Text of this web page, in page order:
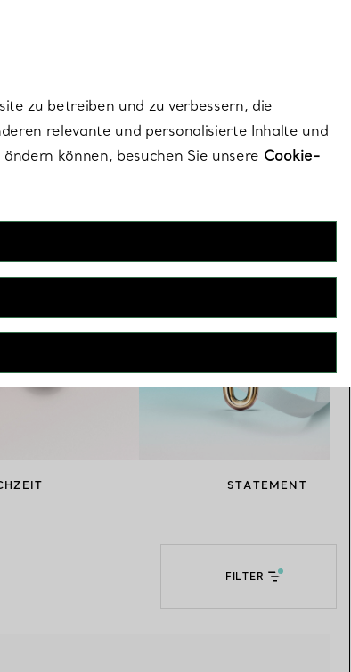
STATEMENT
FILTER
zu betreiben und zu verbessern, die
relevante und personalisierte Inhalte und
können, besuchen Sie unsere Cookie-